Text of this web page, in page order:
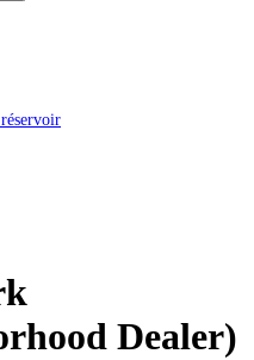
Dealer)